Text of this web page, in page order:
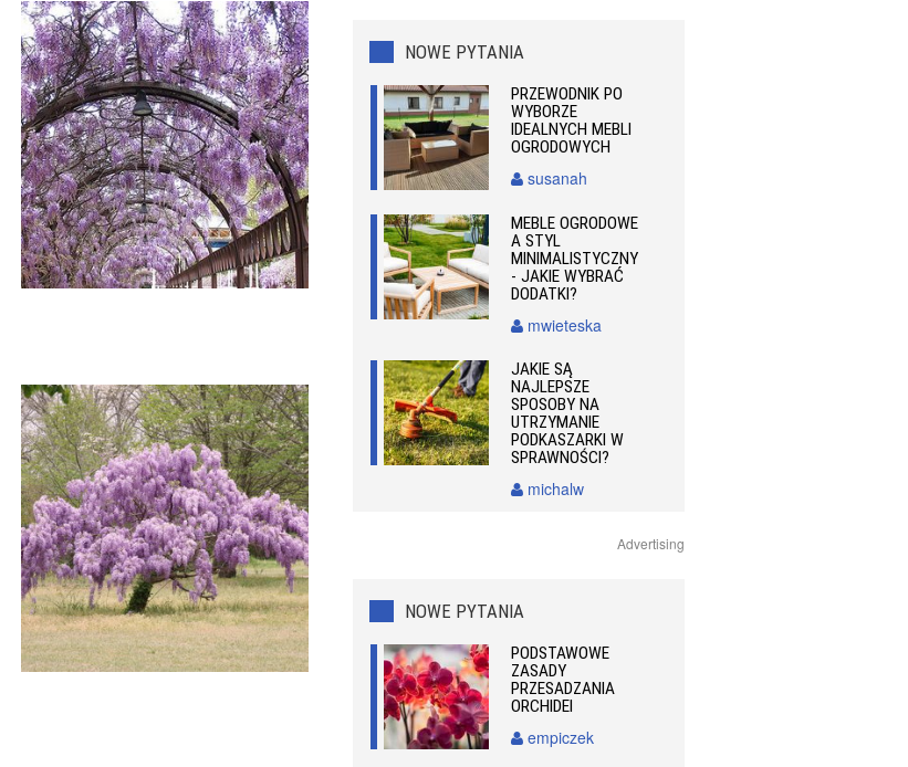
NOWE PYTANIA
PRZEWODNIK PO
WYBORZE
IDEALNYCH MEBLI
OGRODOWYCH
susanah
MEBLE OGRODOWE
A STYL
MINIMALISTYCZNY
- JAKIE WYBRAĆ
DODATKI?
mwieteska
JAKIE SĄ
NAJLEPSZE
SPOSOBY NA
UTRZYMANIE
PODKASZARKI W
SPRAWNOŚCI?
michalw
Advertising
NOWE PYTANIA
PODSTAWOWE
ZASADY
PRZESADZANIA
ORCHIDEI
empiczek